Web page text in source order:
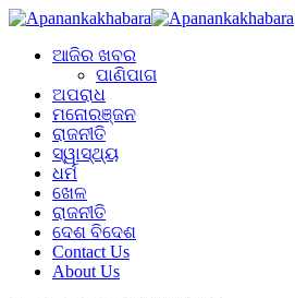
ଆଜିର ଖବର
ପାଣିପାଗ
ଅପରାଧ
ମନୋରଞ୍ଜନ
ରାଜନୀତି
ସ୍ୱାସ୍ଥ୍ୟ
ଧର୍ମ
ଖେଳ
ରାଜନୀତି
ଦେଶ ବିଦେଶ
Contact Us
About Us